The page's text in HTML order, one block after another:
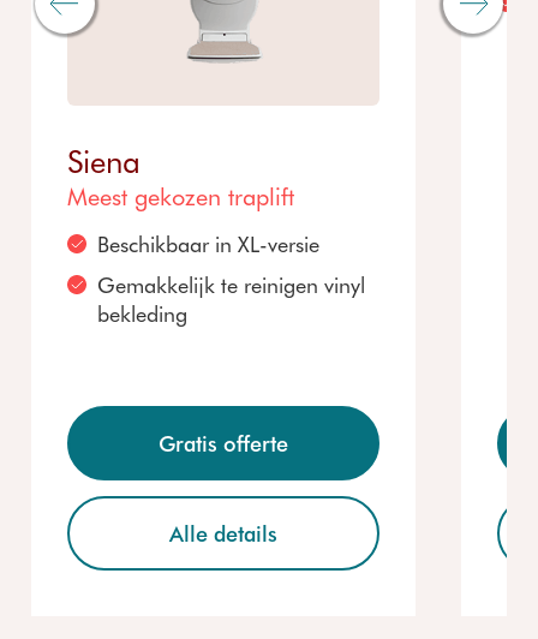
Siena
Meest gekozen traplift
Beschikbaar in XL-versie
Gemakkelijk te reinigen vinyl
bekleding
Gratis offerte
Alle details